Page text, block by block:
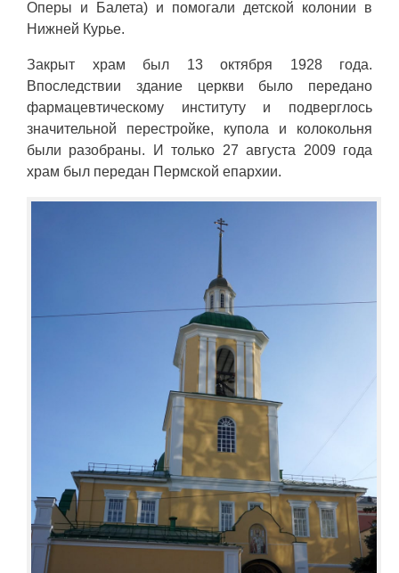
Оперы и Балета) и помогали детской колонии в
Нижней Курье.
Закрыт храм был 13 октября 1928 года.
Впоследствии здание церкви было передано
фармацевтическому институту и подверглось
значительной перестройке, купола и колокольня
были разобраны. И только 27 августа 2009 года
храм был передан Пермской епархии.